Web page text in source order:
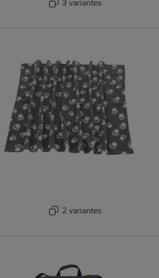
3 variantes
2 variantes